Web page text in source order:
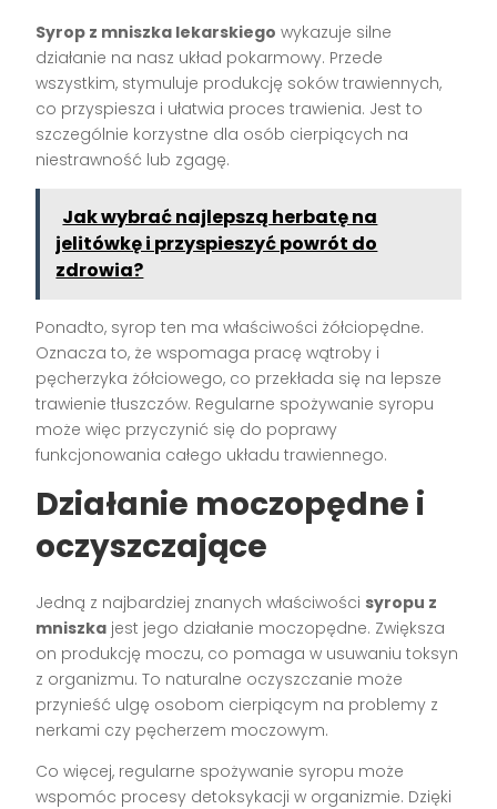
Syrop z mniszka lekarskiego wykazuje silne
działanie na nasz układ pokarmowy. Przede
wszystkim, stymuluje produkcję soków trawiennych,
co przyspiesza i ułatwia proces trawienia. Jest to
szczególnie korzystne dla osób cierpiących na
niestrawność lub zgagę.
Jak wybrać najlepszą herbatę na
jelitówkę i przyspieszyć powrót do
zdrowia?
Ponadto, syrop ten ma właściwości żółciopędne.
Oznacza to, że wspomaga pracę wątroby i
pęcherzyka żółciowego, co przekłada się na lepsze
trawienie tłuszczów. Regularne spożywanie syropu
może więc przyczynić się do poprawy
funkcjonowania całego układu trawiennego.
Działanie moczopędne i
oczyszczające
Jedną z najbardziej znanych właściwości syropu z
mniszka jest jego działanie moczopędne. Zwiększa
on produkcję moczu, co pomaga w usuwaniu toksyn
z organizmu. To naturalne oczyszczanie może
przynieść ulgę osobom cierpiącym na problemy z
nerkami czy pęcherzem moczowym.
Co więcej, regularne spożywanie syropu może
wspomóc procesy detoksykacji w organizmie. Dzięki